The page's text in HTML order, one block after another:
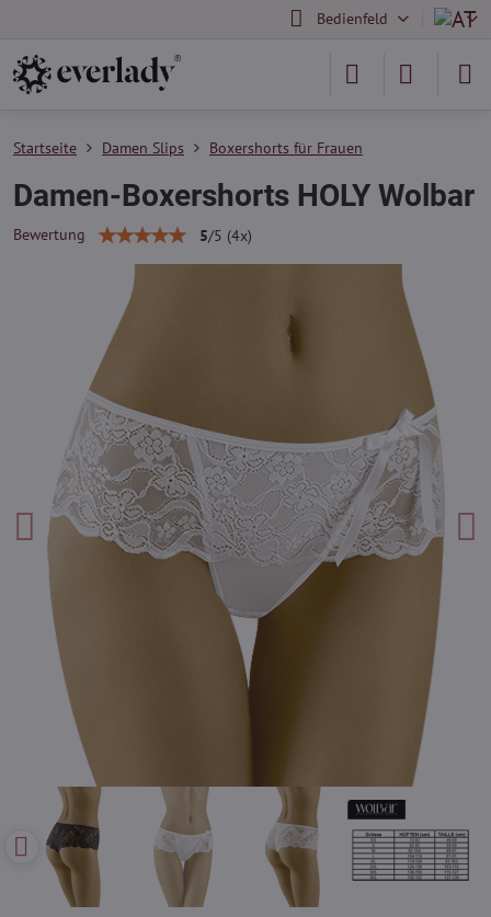
Bedienfeld
Startseite Damen Slips Boxershorts für Frauen
Damen-Boxershorts HOLY Wolbar
Bewertung 5/5 (4x)